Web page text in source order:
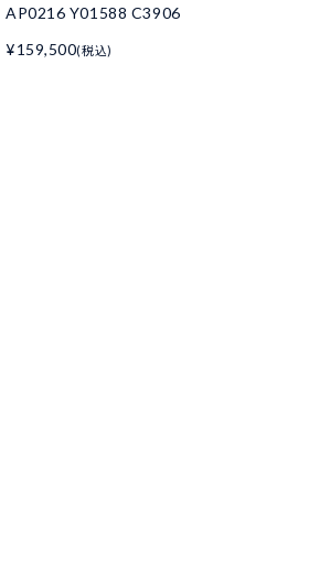
AP0216 Y01588 C3906
¥159,500(税込)